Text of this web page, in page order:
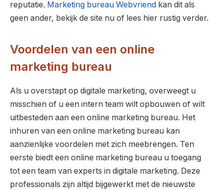
reputatie. Marketing bureau Webvriend kan dit als
geen ander, bekijk de site nu of lees hier rustig verder.
Voordelen van een online
marketing bureau
Als u overstapt op digitale marketing, overweegt u
misschien of u een intern team wilt opbouwen of wilt
uitbesteden aan een online marketing bureau. Het
inhuren van een online marketing bureau kan
aanzienlijke voordelen met zich meebrengen. Ten
eerste biedt een online marketing bureau u toegang
tot een team van experts in digitale marketing. Deze
professionals zijn altijd bijgewerkt met de nieuwste